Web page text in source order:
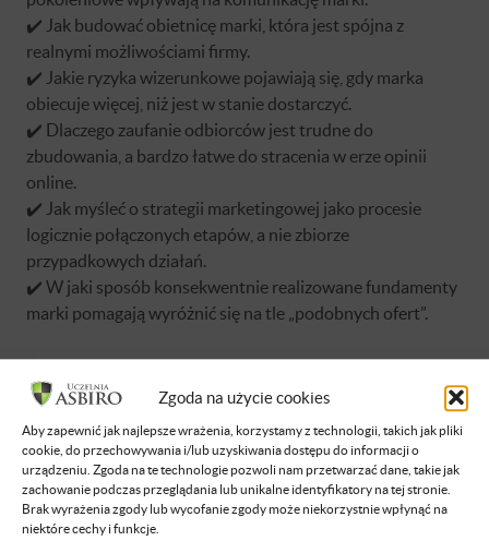
Zgoda na użycie cookies
Aby zapewnić jak najlepsze wrażenia, korzystamy z technologii, takich jak pliki
cookie, do przechowywania i/lub uzyskiwania dostępu do informacji o
urządzeniu. Zgoda na te technologie pozwoli nam przetwarzać dane, takie jak
zachowanie podczas przeglądania lub unikalne identyfikatory na tej stronie.
Brak wyrażenia zgody lub wycofanie zgody może niekorzystnie wpłynąć na
niektóre cechy i funkcje.
✔️ Jak budować obietnicę marki, która jest spójna z
realnymi możliwościami firmy.
✔️ Jakie ryzyka wizerunkowe pojawiają się, gdy marka
obiecuje więcej, niż jest w stanie dostarczyć.
✔️ Dlaczego zaufanie odbiorców jest trudne do
zbudowania, a bardzo łatwe do stracenia w erze opinii
online.
✔️ Jak myśleć o strategii marketingowej jako procesie
logicznie połączonych etapów, a nie zbiorze
przypadkowych działań.
✔️ W jaki sposób konsekwentnie realizowane fundamenty
marki pomagają wyróżnić się na tle „podobnych ofert”.
Brak dostępu
Nie masz dostępu do tej podstrony.